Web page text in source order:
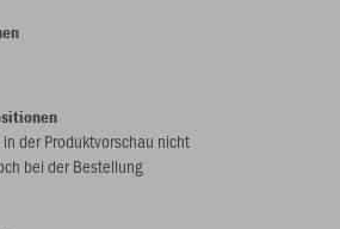
der Produktvorschau nicht
bei der Bestellung